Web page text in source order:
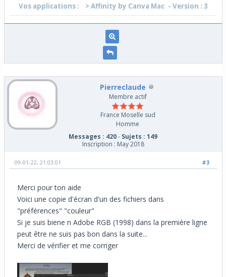
Vos applications : > Affinity by Canva Mac - Version : 3
Pierreclaude
Membre actif
France Moselle sud
Homme
Messages : 420- Sujets : 149
Inscription : May 2018
#3
09-01-22, 21:03:01
Merci pour ton aide
Voici une copie d'écran d'un des fichiers dans
"préférences" "couleur"
Si je suis biene n Adobe RGB (1998) dans la première ligne
peut être ne suis pas bon dans la suite...
Merci de vérifier et me corriger